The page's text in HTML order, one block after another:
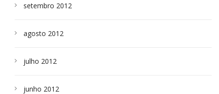
setembro 2012
agosto 2012
julho 2012
junho 2012